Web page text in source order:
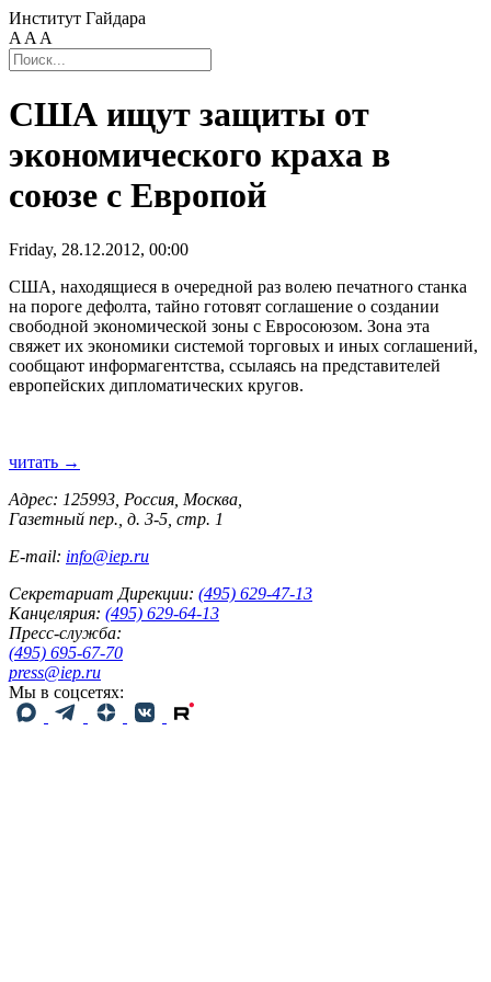
Институт Гайдара
A A A
США ищут защиты от
экономического краха в
союзе с Европой
Friday, 28.12.2012, 00:00
США, находящиеся в очередной раз волею печатного станка
на пороге дефолта, тайно готовят соглашение о создании
свободной экономической зоны с Евросоюзом. Зона эта
свяжет их экономики системой торговых и иных соглашений,
сообщают информагентства, ссылаясь на представителей
европейских дипломатических кругов.
читать →
Адрес: 125993, Россия, Москва,
Газетный пер., д. 3-5, стр. 1
E-mail: info@iep.ru
Секретариат Дирекции: (495) 629-47-13
Канцелярия: (495) 629-64-13
Пресс-служба:
(495) 695-67-70
press@iep.ru
Мы в соцсетях: